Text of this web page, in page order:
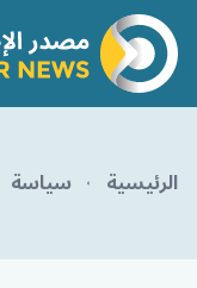
الرئيسية سياسة